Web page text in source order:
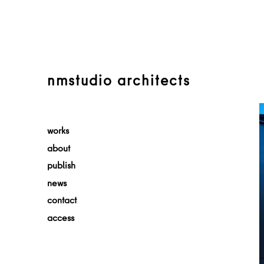
nmstudio architects
works
about
publish
news
contact
access